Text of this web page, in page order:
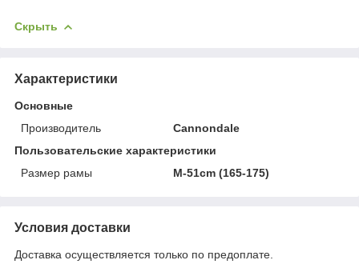
Скрыть
Характеристики
Основные
Производитель
Cannondale
Пользовательские характеристики
Размер рамы
M-51cm (165-175)
Условия доставки
Доставка осуществляется только по предоплате.